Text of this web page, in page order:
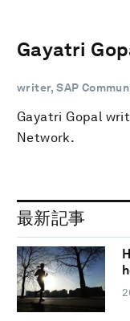
Gayatri
writer, SAP
Gayatri Gopal
Network.
最新記事